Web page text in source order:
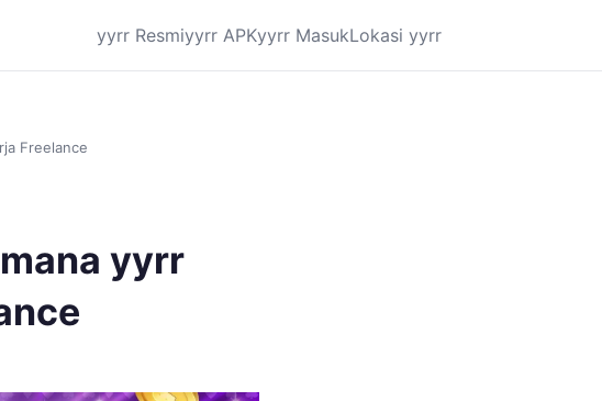
yyrr Resmiyyrr APKyyrr MasukLokasi yyrr
Freelance
yyrr